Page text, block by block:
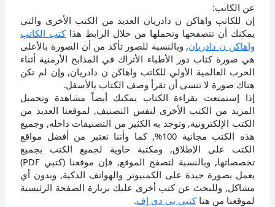
عن الكاتب:
إن للكاتب واهاكن ن دادريان العديد من الكتب الأخرى والتي
يمكنك أن تتصفحها وتحملها من خلال الرابط هذاكتب الكاتب
واهاكن ن دادريان, وبالنسبة للصور تأكد من أن الصورة بالأعلى
هي صورة كتاب دور الأطباء الأتراك في المذابح الأرمنية أثناء
الحرب العالمية الأولي للكاتب واهاكن ن دادريان, وإن لم تكن
هناك صورة لا تنسى أن تقرأ وصف الكتاب بالأسفل.
إذا إستمتعت بقراءة الكتاب يمكنك أيضاً مشاهدة وتحميل
المزيد من الكتب الأخرى لنفس التصنيف, لموقعنا العديد من
الكتب الإلكترونية, وتوجد به الكثير من التصنيفات داخله, وجميع
هذه الكتب مجانية 100%, كما وأننا نعتبر من أفضل مواقع
الكتب على الإطلاق, ومكتبة حاوية لجميع الكتب بجميع
تخصصاتها, وبالنسبة لتصفح الموقع, فإن موقعنا (كتبي PDF)
يعمل بصورة جيدة على الكمبيوتر والهواتف الذكية, وبدون أي
مشاكل, وللبحث عن كتب أخرى عليك بزيارة الصفحة الرئيسية
لموقعنا من هناكتبي بي دي إف.